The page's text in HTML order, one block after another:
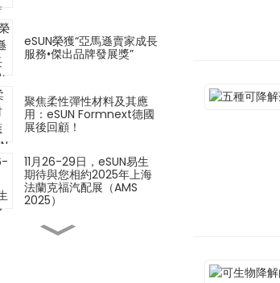
eSUN榮獲“亞馬遜賣家成長
服務•傑出品牌發展獎”
聚焦柔性彈性材料及其應
用：eSUN Formnext德國
展後回顧！
11月26-29日，eSUN易生
期待與您相約2025年上海
法蘭克福汽配展（AMS
2025）
創新材料 × 創新應用 |